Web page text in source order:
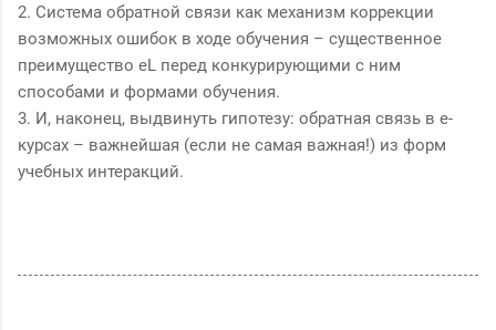
2. Система обратной связи как механизм коррекции
возможных ошибок в ходе обучения – существенное
преимущество еL перед конкурирующими с ним
способами и формами обучения.
3. И, наконец, выдвинуть гипотезу: обратная связь в е-
курсах – важнейшая (если не самая важная!) из форм
учебных интеракций.